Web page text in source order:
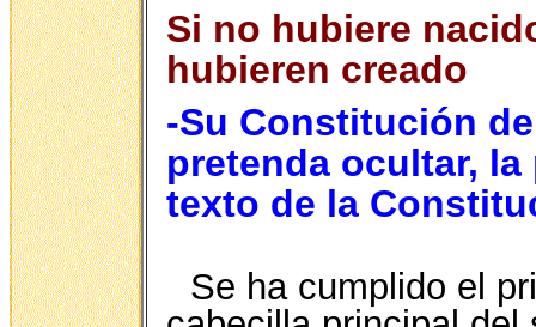
Si no hubiere
hubieren creado
-Su Constitución
pretenda ocultar,
texto de la
Se ha cumplido el